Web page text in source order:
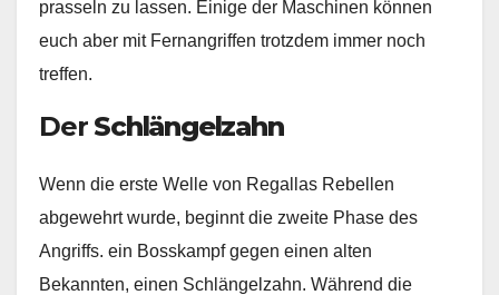
prasseln zu lassen. Einige der Maschinen können
euch aber mit Fernangriffen trotzdem immer noch
treffen.
Der Schlängelzahn
Wenn die erste Welle von Regallas Rebellen
abgewehrt wurde, beginnt die zweite Phase des
Angriffs. ein Bosskampf gegen einen alten
Bekannten, einen Schlängelzahn. Während die